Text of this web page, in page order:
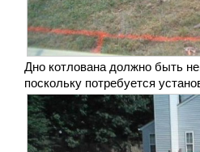
Дно котлована должно быть
поскольку потребуется